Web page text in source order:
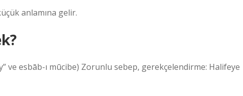
anlamına gelir.
ve esbāb-ı mūcibe) Zorunlu sebep, gerekçelendirme: Halifeye